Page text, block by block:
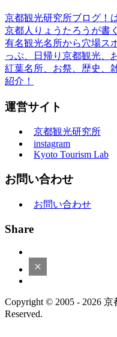
京都観光研究所ブログ！
京都人りょうたろうが書
有名観光名所から穴場ス
っぷ、日帰り京都観光、
紅葉名所、お祭、歴史、
紹介！
運営サイト
京都観光研究所
instagram
Kyoto Tourism Lab
お問い合わせ
お問い合わせ
Share
Copyright © 2005 - 2026
Reserved.